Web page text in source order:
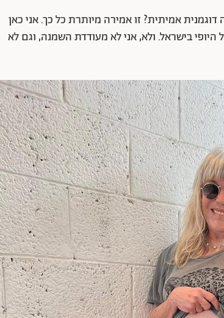
אמיתית? זו אמירה מיותרת כל כך. אני כאן
היופי בישראל. ולא, אני לא מעודדת השמנה, וגם לא